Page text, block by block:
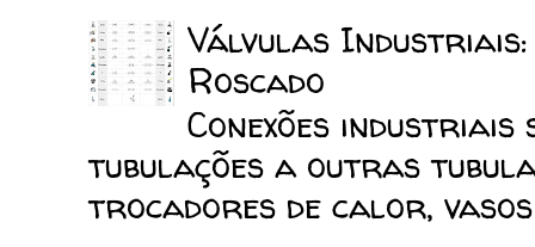
Válvulas Industriais:
Roscado
Conexões
tubulações a outras
trocadores de calor, vasos